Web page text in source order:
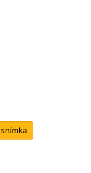
snímka